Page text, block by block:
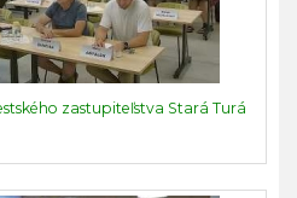
zastupiteľstva Stará Turá